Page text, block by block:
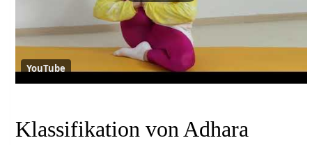
YouTube
Klassifikation von Adhara